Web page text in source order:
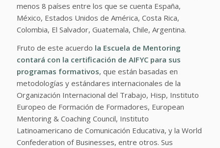
menos 8 países entre los que se cuenta España,
México, Estados Unidos de América, Costa Rica,
Colombia, El Salvador, Guatemala, Chile, Argentina.
Fruto de este acuerdo la Escuela de Mentoring
contará con la certificación de AIFYC para sus
programas formativos, que están basadas en
metodologías y estándares internacionales de la
Organización Internacional del Trabajo, Hisp, Instituto
Europeo de Formación de Formadores, European
Mentoring & Coaching Council, Instituto
Latinoamericano de Comunicación Educativa, y la World
Confederation of Businesses, entre otros. Sus